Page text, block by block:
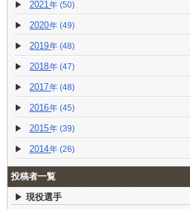
2021 (50)
2020 (49)
2019 (48)
2018 (47)
2017 (48)
2016 (45)
2015 (39)
2014 (26)
投稿者一覧
現役選手